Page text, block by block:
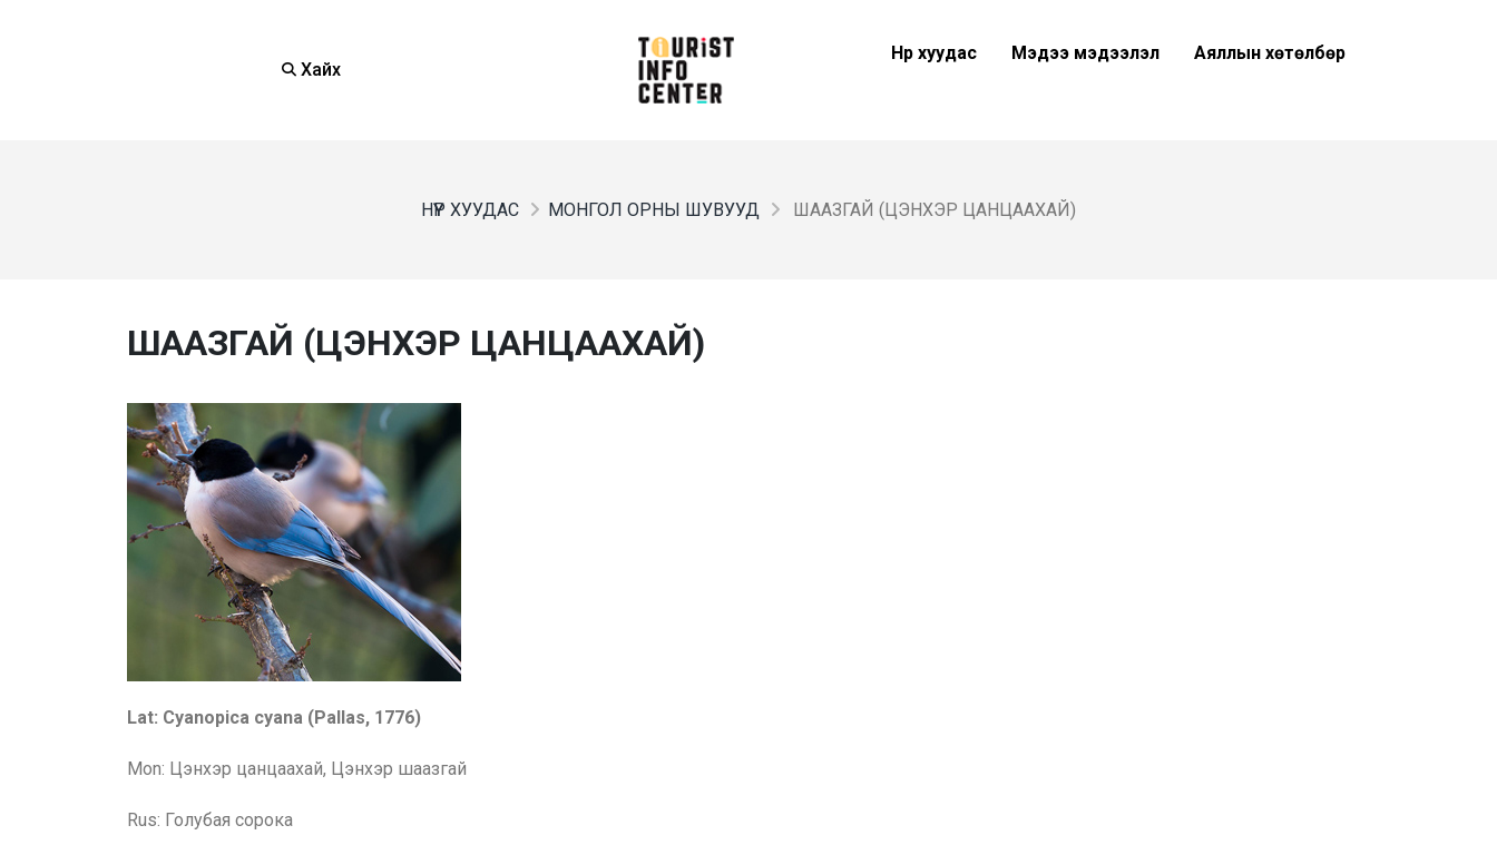
Хайх
Нүүр хуудас Мэдээ мэдээлэл Аяллын хөтөлбөр
НҮҮР ХУУДАС МОНГОЛ ОРНЫ ШУВУУД ШААЗГАЙ (ЦЭНХЭР ЦАНЦААХАЙ)
ШААЗГАЙ (ЦЭНХЭР ЦАНЦААХАЙ)
Lat: Cyanopica cyana (Pallas, 1776)
Mon: Цэнхэр цанцаахай, Цэнхэр шаазгай
Rus: Голубая сорока